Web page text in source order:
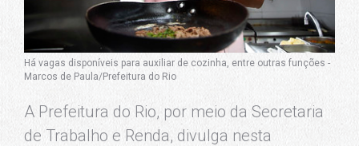
Há vagas disponíveis para auxiliar de cozinha, entre outras funções -
Marcos de Paula/Prefeitura do Rio
A Prefeitura do Rio, por meio da Secretaria
de Trabalho e Renda, divulga nesta